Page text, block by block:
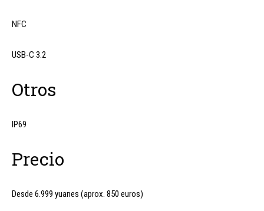
NFC
USB-C 3.2
Otros
IP69
Precio
Desde 6.999 yuanes (aprox. 850 euros)